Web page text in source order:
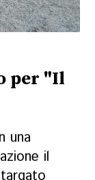
per "Il
una
il